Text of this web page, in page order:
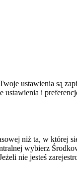
ustawienia są
ustawienia i
niż ta, w której
wybierz
nie jesteś